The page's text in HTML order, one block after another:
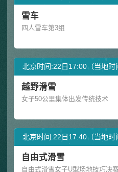
雪车
四人雪车第3组
北京时间:22日17:00（当地时
越野滑雪
女子50公里集体出发传统技术
北京时间:22日17:40（当地时
自由式滑雪
自由式滑雪女子U型场地技巧决